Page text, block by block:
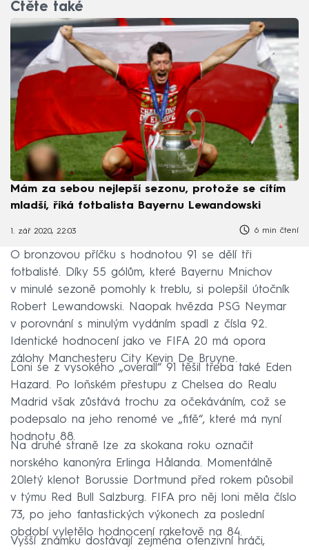
Čtěte také
Mám za sebou nejlepší sezonu, protože se cítím
mladší, říká fotbalista Bayernu Lewandowski
1. zář 2020, 22:03 6 min čtení
O bronzovou příčku s hodnotou 91 se dělí tři
fotbalisté. Díky 55 gólům, které Bayernu Mnichov
v minulé sezoně pomohly k treblu, si polepšil útočník
Robert Lewandowski. Naopak hvězda PSG Neymar
v porovnání s minulým vydáním spadl z čísla 92.
Identické hodnocení jako ve FIFA 20 má opora
zálohy Manchesteru City Kevin De Bruyne.
Loni se z vysokého „overall“ 91 těšil třeba také Eden
Hazard. Po loňském přestupu z Chelsea do Realu
Madrid však zůstává trochu za očekáváním, což se
podepsalo na jeho renomé ve „fifě“, které má nyní
hodnotu 88.
Na druhé straně lze za skokana roku označit
norského kanonýra Erlinga Hålanda. Momentálně
20letý klenot Borussie Dortmund před rokem působil
v týmu Red Bull Salzburg. FIFA pro něj loni měla číslo
73, po jeho fantastických výkonech za poslední
období vyletělo hodnocení raketově na 84.
Vyšší známku dostávají zejména ofenzivní hráči,